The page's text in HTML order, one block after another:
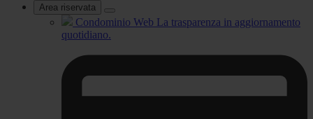
Area riservata
Condominio Web La trasparenza in aggiornamento
quotidiano.